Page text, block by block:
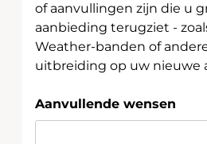
of aanvullingen zijn die u
aanbieding terugziet -
Weather-banden of
uitbreiding op uw nieuwe
Aanvullende wensen